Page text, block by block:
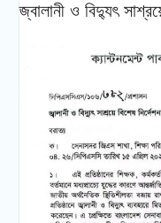
জ্বালানী ও বিদ্যুৎ